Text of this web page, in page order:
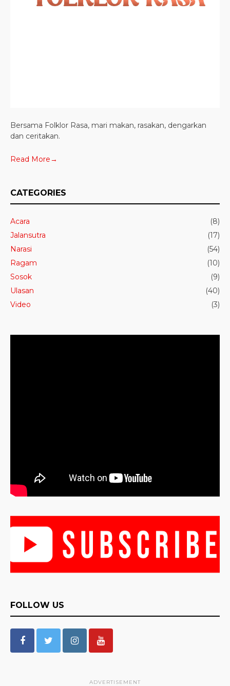
Bersama Folklor Rasa, mari makan, rasakan, dengarkan
dan ceritakan.
Read More→
CATEGORIES
Acara
(8)
Jalansutra
(17)
Narasi
(54)
Ragam
(10)
Sosok
(9)
Ulasan
(40)
Video
(3)
FOLLOW US
ADVERTISEMENT